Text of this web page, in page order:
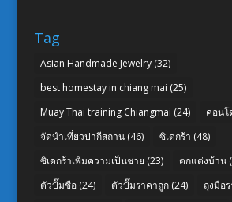
Tag
Asian Handmade Jewelry(32)
best homestay in chiang mai (25)
Muay Thai training Chiangmai (24) คอนโ
จัดนำเที่ยวปากีสถาน(46) ซิเดกร้า (48)
ซิเดกร้าเพิ่มความเป็นชาย (23) ตกแต่งบ้าน
ตัวปั๊มชื่อ(24) ตัวปั๊มราคาถูก(24) ถุงมือ